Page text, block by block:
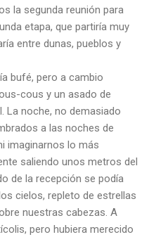
la segunda reunión para
etapa, que partiría muy
entre dunas, pueblos y
bufé, pero a cambio
cous y un asado de
La noche, no demasiado
a las noches de
imaginarnos lo más
saliendo unos metros del
de la recepción se podía
cielos, repleto de estrellas
nuestras cabezas. A
pero hubiera merecido